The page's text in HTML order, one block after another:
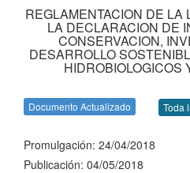
REGLAMENTACION DE LA
LA DECLARACION DE
CONSERVACION,
DESARROLLO
HIDROBIOLOGICOS
Documento Actualizado Toda
Promulgación: 24/04/2018
Publicación: 04/05/2018